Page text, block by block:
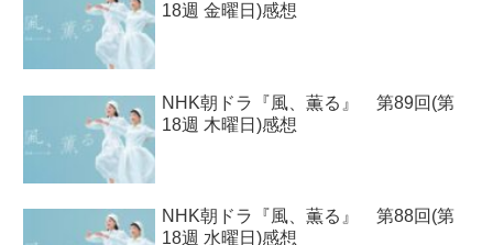
18週 金曜日)感想
NHK朝ドラ『風、薫る』 第89回(第
18週 木曜日)感想
NHK朝ドラ『風、薫る』 第88回(第
18週 水曜日)感想